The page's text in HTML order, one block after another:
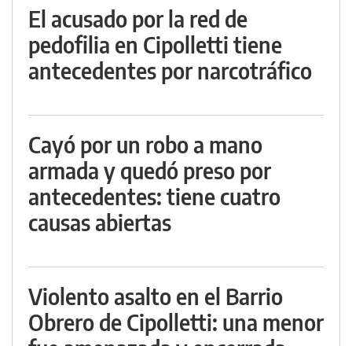
El acusado por la red de
pedofilia en Cipolletti tiene
antecedentes por narcotráfico
Cayó por un robo a mano
armada y quedó preso por
antecedentes: tiene cuatro
causas abiertas
Violento asalto en el Barrio
Obrero de Cipolletti: una menor